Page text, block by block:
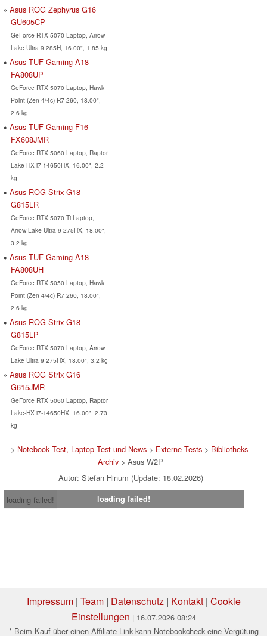
Asus ROG Zephyrus G16
GU605CP
GeForce RTX 5070 Laptop, Arrow
Lake Ultra 9 285H, 16.00", 1.85 kg
Asus TUF Gaming A18
FA808UP
GeForce RTX 5070 Laptop, Hawk
Point (Zen 4/4c) R7 260, 18.00",
2.6 kg
Asus TUF Gaming F16
FX608JMR
GeForce RTX 5060 Laptop, Raptor
Lake-HX i7-14650HX, 16.00", 2.2
kg
Asus ROG Strix G18
G815LR
GeForce RTX 5070 Ti Laptop,
Arrow Lake Ultra 9 275HX, 18.00",
3.2 kg
Asus TUF Gaming A18
FA808UH
GeForce RTX 5050 Laptop, Hawk
Point (Zen 4/4c) R7 260, 18.00",
2.6 kg
Asus ROG Strix G18
G815LP
GeForce RTX 5070 Laptop, Arrow
Lake Ultra 9 275HX, 18.00", 3.2 kg
Asus ROG Strix G16
G615JMR
GeForce RTX 5060 Laptop, Raptor
Lake-HX i7-14650HX, 16.00", 2.73
kg
> Notebook Test, Laptop Test und News > Externe Tests > Bibliotheks-
Archiv > Asus W2P
Autor: Stefan Hinum (Update: 18.02.2026)
loading failed!
loading failed!
Impressum| Team| Datenschutz| Kontakt| Cookie
Einstellungen | 16.07.2026 08:24
* Beim Kauf über einen Affiliate-Link kann Notebookcheck eine Vergütung